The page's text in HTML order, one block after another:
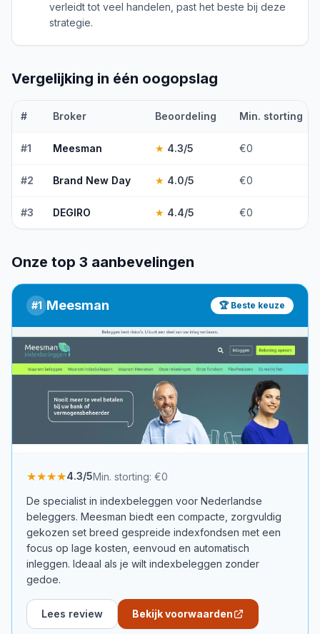
verleidt tot veel handelen, past het beste bij deze
strategie.
Vergelijking in één oogopslag
# Broker Beoordeling Min. storting
#1 Meesman ★ 4.3/5 €0
#2 Brand New Day ★ 4.0/5 €0
#3 DEGIRO ★ 4.4/5 €0
Onze top 3 aanbevelingen
#1 Meesman 🏆 Beste keuze
★★★★4.3/5Min. storting: €0
De specialist in indexbeleggen voor Nederlandse
beleggers. Meesman biedt een compacte, zorgvuldig
gekozen set breed gespreide indexfondsen met een
focus op lage kosten, eenvoud en automatisch
inleggen. Ideaal als je wilt indexbeleggen zonder
gedoe.
Lees review Bekijk voorwaarden